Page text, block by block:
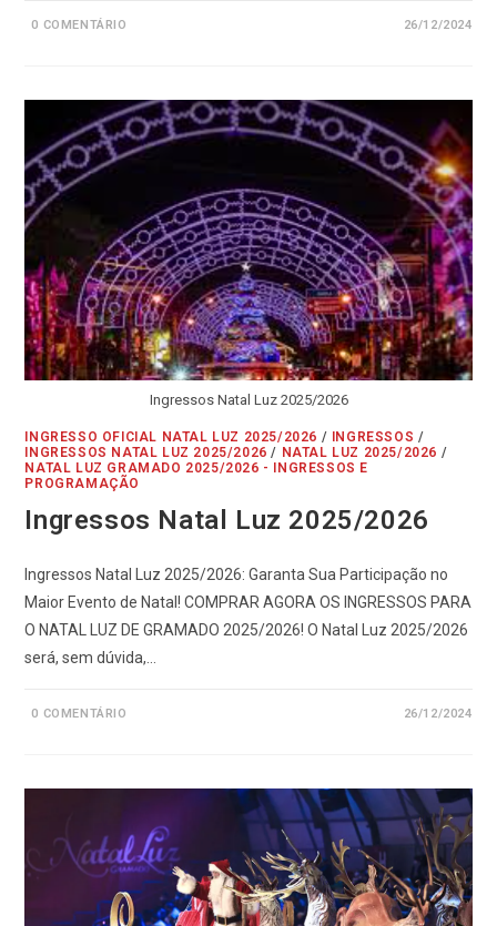
0 COMENTÁRIO 26/12/2024
Ingressos Natal Luz 2025/2026
INGRESSO OFICIAL NATAL LUZ 2025/2026 / INGRESSOS /
INGRESSOS NATAL LUZ 2025/2026 / NATAL LUZ 2025/2026 /
NATAL LUZ GRAMADO 2025/2026 - INGRESSOS E
PROGRAMAÇÃO
Ingressos Natal Luz 2025/2026
Ingressos Natal Luz 2025/2026: Garanta Sua Participação no
Maior Evento de Natal! COMPRAR AGORA OS INGRESSOS PARA
O NATAL LUZ DE GRAMADO 2025/2026! O Natal Luz 2025/2026
será, sem dúvida,…
0 COMENTÁRIO 26/12/2024